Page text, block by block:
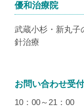
優和治療院
武蔵小杉・新丸子
針治療
お問い合わせ受
10：00～21：00